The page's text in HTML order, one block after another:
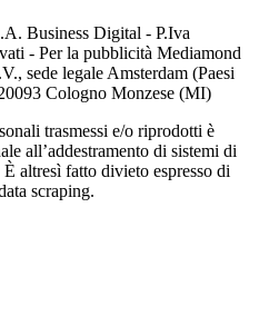
Business Digital - P.Iva
- Per la pubblicità Mediamond
sede legale Amsterdam (Paesi
Cologno Monzese (MI)
trasmessi e/o riprodotti è
all’addestramento di sistemi di
altresì fatto divieto espresso di
scraping.